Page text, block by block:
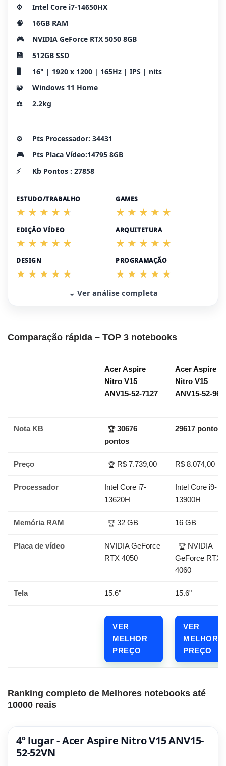
⚙️
Intel Core i7-14650HX
🧠
16GB RAM
🎮
NVIDIA GeForce RTX 5050 8GB
💾
512GB SSD
🖥️
16" | 1920 x 1200 | 165Hz | IPS | nits
🧩
Windows 11 Home
⚖️
2.2kg
⚙️
Pts Processador: 34431
🎮
Pts Placa Vídeo:14795 8GB
⚡
Kb Pontos : 27858
ESTUDO/TRABALHO GAMES
EDIÇÃO VÍDEO ARQUITETURA
DESIGN PROGRAMAÇÃO
⌄ Ver análise completa
Comparação rápida – TOP 3 notebooks
Acer Aspire
Nitro V15
ANV15-52-7127
Acer Aspire
Nitro V15
ANV15-52-
Nota KB 🏆30676
pontos
29617 pontos
Preço 🏆 R$ 7.739,00 R$ 8.074,00
Processador
Intel Core i7-
13620H
Intel Core i9-
13900H
Memória RAM 🏆 32 GB 16 GB
Placa de vídeo
NVIDIA GeForce
RTX 4050
🏆 NVIDIA
GeForce RTX
4060
Tela 15.6" 15.6"
VER
MELHOR
PREÇO
VER
MELHOR
PREÇO
Ranking completo de Melhores notebooks até
10000 reais
4º lugar - Acer Aspire Nitro V15 ANV15-
52-52VN